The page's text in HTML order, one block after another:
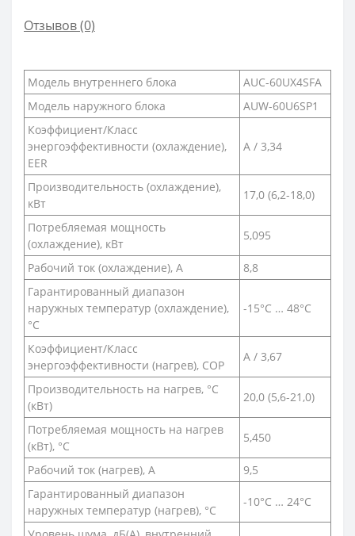
Отзывов (0)
Модель внутреннего блока
AUC-60UX4SFA
Модель наружного блока
AUW-60U6SP1
Коэффициент/Класс
энергоэффективности (охлаждение),
EER
A / 3,34
Производительность (охлаждение),
кВт
17,0 (6,2-18,0)
Потребляемая мощность
(охлаждение), кВт
5,095
Рабочий ток (охлаждение), А
8,8
Гарантированный диапазон
наружных температур (охлаждение),
°С
-15°C … 48°C
Коэффициент/Класс
энергоэффективности (нагрев), COP
A / 3,67
Производительность на нагрев, °С
(кВт)
20,0 (5,6-21,0)
Потребляемая мощность на нагрев
(кВт), °С
5,450
Рабочий ток (нагрев), А
9,5
Гарантированный диапазон
наружных температур (нагрев), °С
-10°C … 24°C